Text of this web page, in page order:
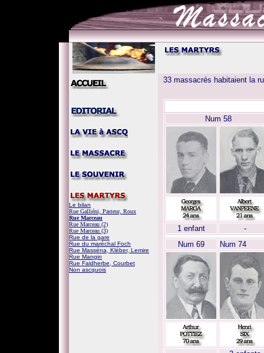
Le bilan
Rue Galliéni, Pasteur, Roux
Rue Marceau
Rue Marceau (2)
Rue Marceau (3)
Rue de la gare
Rue du maréchal Foch
Rue Masséna, Kléber, Lemire
Rue Mangin
Rue Faidherbe, Courbet
Non ascquois
33 massacrés habitaient la
Num 58
1 enfant
-
Num 69
Num 74